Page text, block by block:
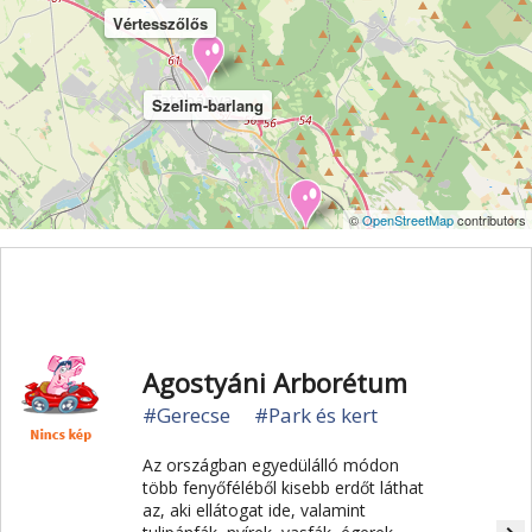
Vértes Veszprém Világörökség Visegrád
Vízesés Zala Zemplén Zselic
Turul-szobor Tatabányánál
Vértesszőlős
Szelim-barlang
©OpenStreetMapcontributors
Agostyáni Arborétum
#Gerecse #Park és kert
Az országban egyedülálló módon
több fenyőféléből kisebb erdőt láthat
az, aki ellátogat ide, valamint